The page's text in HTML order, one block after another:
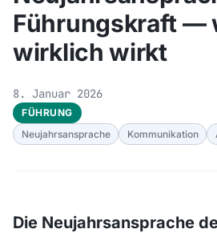
Führungskraft —
wirklich wirkt
8. Januar 2026
FÜHRUNG
Neujahrsansprache
Kommunikation
Die Neujahrsansprache